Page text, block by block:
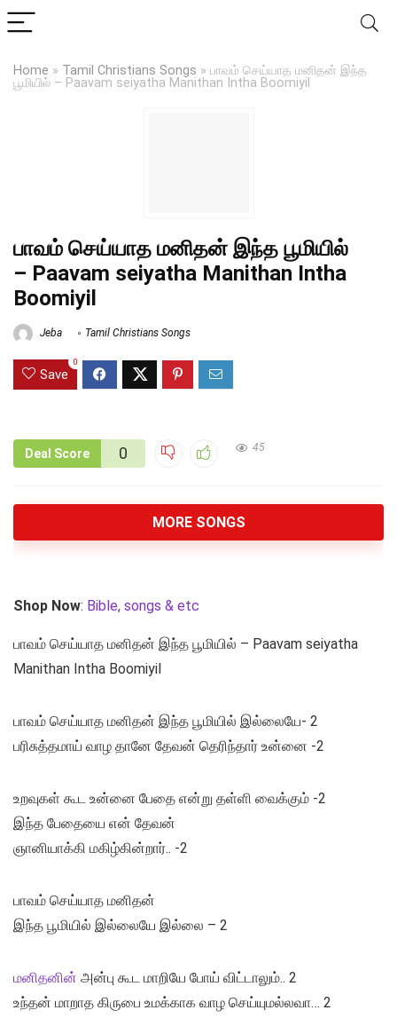
Home » Tamil Christians Songs » பாவம் செய்யாத மனிதன் இந்த
பூமியில் – Paavam seiyatha Manithan Intha Boomiyil
பாவம் செய்யாத மனிதன் இந்த பூமியில்
– Paavam seiyatha Manithan Intha
Boomiyil
Jeba Tamil Christians Songs
Save
0
Deal Score 0 45
MORE SONGS
Shop Now: Bible, songs & etc
பாவம் செய்யாத மனிதன் இந்த பூமியில் – Paavam seiyatha
Manithan Intha Boomiyil
பாவம் செய்யாத மனிதன் இந்த பூமியில் இல்லையே- 2
பரிசுத்தமாய் வாழ தானே தேவன் தெரிந்தார் உன்னை -2
உறவுகள் கூட உன்னை பேதை என்று தள்ளி வைக்கும் -2
இந்த பேதையை என் தேவன்
ஞானியாக்கி மகிழ்கின்றார்.. -2
பாவம் செய்யாத மனிதன்
இந்த பூமியில் இல்லையே இல்லை – 2
மனிதனின் அன்பு கூட மாறியே போய் விட்டாலும்.. 2
உந்தன் மாறாத கிருபை உமக்காக வாழ செய்யுமல்லவா… 2